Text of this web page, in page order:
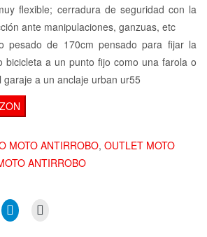
flexible; cerradura de seguridad con la
ante manipulaciones, ganzuas, etc
pesado de 170cm pensado para fijar la
bicicleta a un punto fijo como una farola o
garaje a un anclaje urban ur55
MOTO ANTIRROBO, OUTLET MOTO
ANTIRROBO